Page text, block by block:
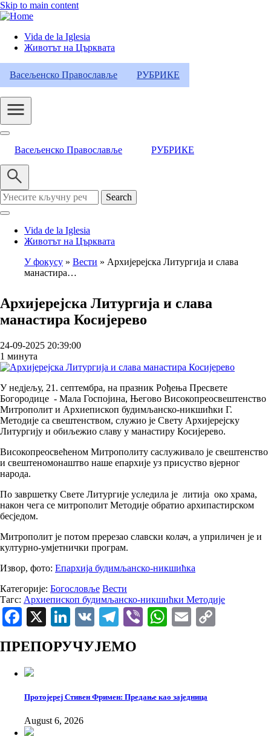
Skip to main content
Header
Category
Menu
Vida de la Iglesia
Животът на Църквата
Васељенско Православље РУБРИКЕ
Васељенско Православље РУБРИКЕ
Search
Vida de la Iglesia
Животът на Църквата
Breadcrumb
У фокусу Вести
Архијерејска Литургија и слава
манастира…
Архијерејска Литургија и слава
манастира Косијерево
24-09-2025 20:39:00
1 минута
У недјељу, 21. септембра, на празник Рођења Пресвете
Богородице - Мала Госпојина, Његово Високопреосвештенство
Митрополит и Архиепископ будимљанско-никшићки Г.
Методије са свештенством, служио је Свету Архијерејску
Литургију и обиљежио славу у манастиру Косијерево.
Високопреосвећеном Митрополиту саслуживало је свештенство
и свештеномонаштво наше епархије уз присуство вјерног
народа.
По завршетку Свете Литургије уследила је литија око храма,
након чега се митрополит Методије обратио архипастирском
бесједом.
Митрополит је потом пререзао славски колач, а уприличен је и
културно-умјетнички програм.
Извор, фото: Епархија будимљанско-никшићка
Категорије: Богословље Вести
Тагс: Архиепископ будимљанско-никшићки Методије
Facebook
X LinkedIn
VK Telegram
ViberWhatsApp
Email
ПРЕПОРУЧУЈЕМО
Протојереј Стивен Фримен: Предање као заједница
August 6, 2026